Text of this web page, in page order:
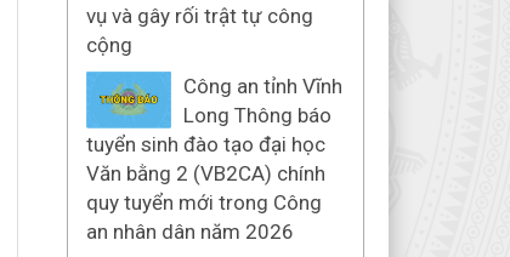
vụ và gây rối trật tự công
cộng
Công an tỉnh Vĩnh
Long Thông báo
tuyển sinh đào tạo đại học
Văn bằng 2 (VB2CA) chính
quy tuyển mới trong Công
an nhân dân năm 2026